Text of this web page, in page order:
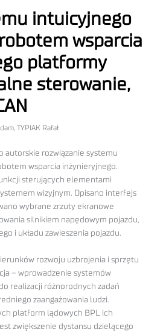
intuicyjnego
wsparcia
platformy
sterowanie,
TYPIAK Rafał
autorskie rozwiązanie systemu
wsparcia inżynieryjnego.
sterujących elementami
wizyjnym. Opisano interfejs
wybrane zrzuty ekranowe
silnikiem napędowym pojazdu,
i układu zawieszenia pojazdu.
rozwoju uzbrojenia i sprzętu
– wprowadzenie systemów
realizacji różnorodnych zadań
zaangażowania ludzi.
platform lądowych BPL ich
zwiększenie dystansu dzielącego